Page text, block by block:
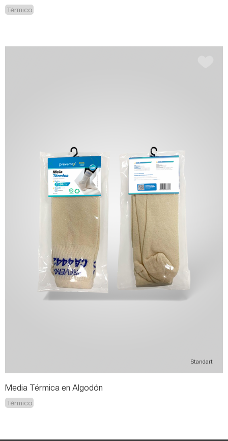
Térmico
Standart
Media Térmica en Algodón
Térmico